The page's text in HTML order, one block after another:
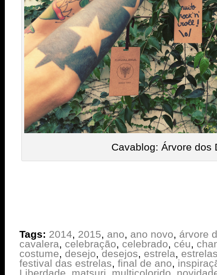
Cavablog: Árvore dos
Tags: 2014, 2015, ano, ano novo, árvore
cavalera, celebração, celebrado, céu,
costume, desejo,desejos, estrela,
festival das estrelas, final de ano,